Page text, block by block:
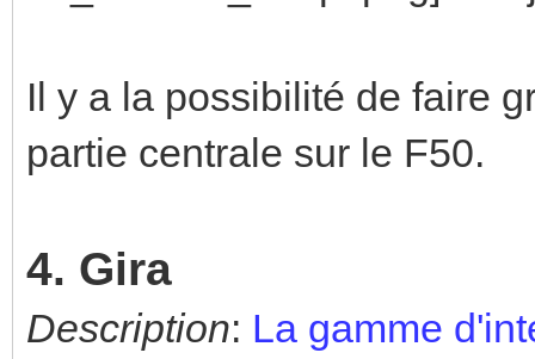
Il y a la possibilité de faire
partie centrale sur le F50.
4. Gira
Description: La gamme